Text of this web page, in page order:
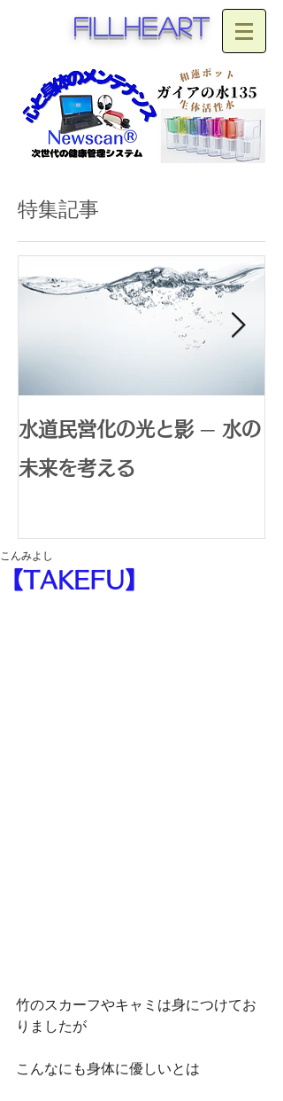
fillheart
特集記事
水道民営化の光と影 ─ 水の
未来を考える
【TAKEFU】
こんみよし
竹のスカーフやキャミは身につけてお
りましたが
こんなにも身体に優しいとは